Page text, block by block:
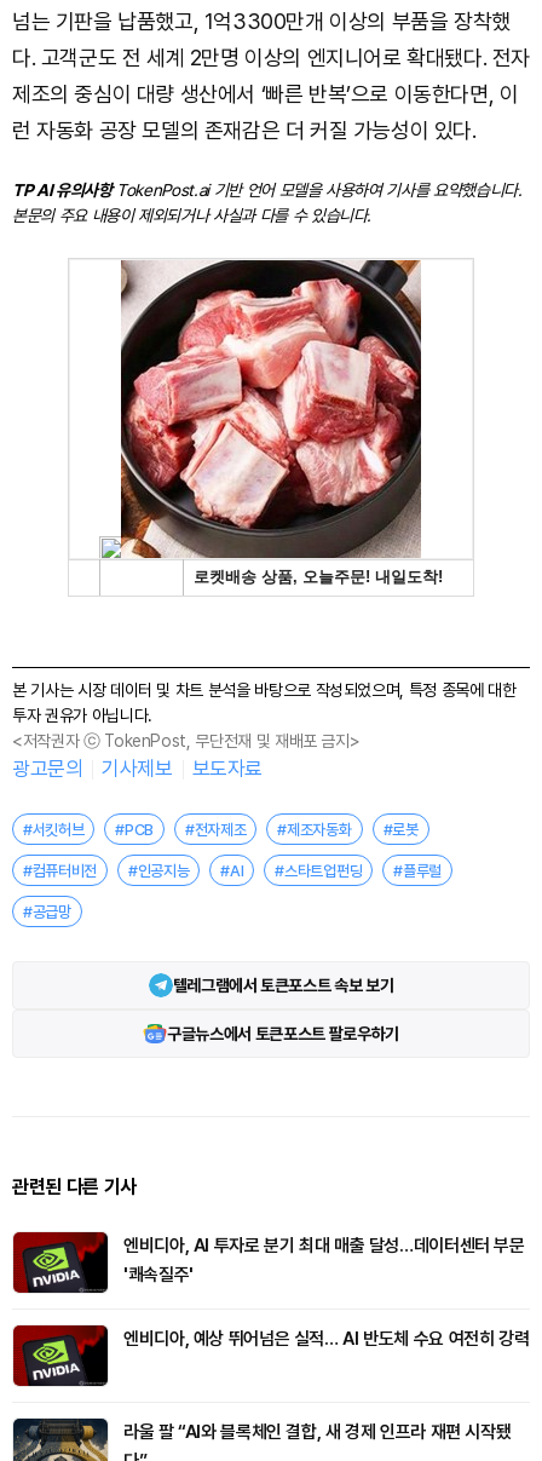
넘는 기판을 납품했고, 1억3300만개 이상의 부품을 장착했
다. 고객군도 전 세계 2만명 이상의 엔지니어로 확대됐다. 전자
제조의 중심이 대량 생산에서 ‘빠른 반복’으로 이동한다면, 이
런 자동화 공장 모델의 존재감은 더 커질 가능성이 있다.
TP AI 유의사항TokenPost.ai 기반 언어 모델을 사용하여 기사를 요약했습니다.
본문의 주요 내용이 제외되거나 사실과 다를 수 있습니다.
본 기사는 시장 데이터 및 차트 분석을 바탕으로 작성되었으며, 특정 종목에 대한
투자 권유가 아닙니다.
<저작권자 ⓒ TokenPost, 무단전재 및 재배포 금지>
광고문의 기사제보 보도자료
#서킷허브 #PCB #전자제조 #제조자동화 #로봇
#컴퓨터비전 #인공지능 #AI #스타트업펀딩 #플루럴
#공급망
텔레그램에서 토큰포스트 속보 보기
구글뉴스에서 토큰포스트 팔로우하기
관련된 다른 기사
엔비디아, AI 투자로 분기 최대 매출 달성…데이터센터 부문
'쾌속질주'
엔비디아, 예상 뛰어넘은 실적… AI 반도체 수요 여전히 강력
라울 팔 “AI와 블록체인 결합, 새 경제 인프라 재편 시작됐